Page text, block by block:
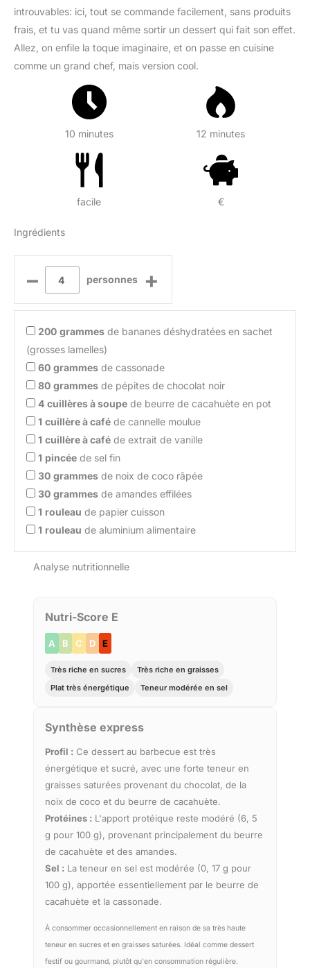
introuvables: ici, tout se commande facilement, sans produits
frais, et tu vas quand même sortir un dessert qui fait son effet.
Allez, on enfile la toque imaginaire, et on passe en cuisine
comme un grand chef, mais version cool.
10 minutes 12 minutes
facile €
Ingrédients
– personnes +
200 grammes de bananes déshydratées en sachet
(grosses lamelles)
60 grammes de cassonade
80 grammes de pépites de chocolat noir
4 cuillères à soupe de beurre de cacahuète en pot
1 cuillère à café de cannelle moulue
1 cuillère à café de extrait de vanille
1 pincée de sel fin
30 grammes de noix de coco râpée
30 grammes de amandes effilées
1 rouleau de papier cuisson
1 rouleau de aluminium alimentaire
Analyse nutritionnelle
Nutri-Score E
A B C D E
Très riche en sucres
Très riche en graisses
Plat très énergétique
Teneur modérée en sel
Synthèse express
Profil : Ce dessert au barbecue est très
énergétique et sucré, avec une forte teneur en
graisses saturées provenant du chocolat, de la
noix de coco et du beurre de cacahuète.
Protéines : L'apport protéique reste modéré (6, 5
g pour 100 g), provenant principalement du beurre
de cacahuète et des amandes.
Sel : La teneur en sel est modérée (0, 17 g pour
100 g), apportée essentiellement par le beurre de
cacahuète et la cassonade.
À consommer occasionnellement en raison de sa très haute
teneur en sucres et en graisses saturées. Idéal comme dessert
festif ou gourmand, plutôt qu'en consommation régulière.